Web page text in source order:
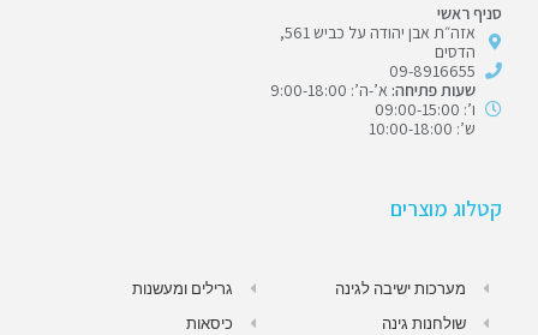
סניף ראשי
אזה״ת אבן יהודה על כביש 561,
הדסים
09-8916655
שעות פתיחה: א’-ה’: 9:00-18:00
ו’: 09:00-15:00
ש’: 10:00-18:00
קטלוג מוצרים
מערכות ישיבה לגינה
שולחנות גינה
גרילים ומעשנות
כיסאות